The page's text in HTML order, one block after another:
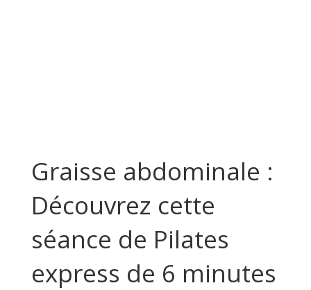
Graisse abdominale :
Découvrez cette
séance de Pilates
express de 6 minutes